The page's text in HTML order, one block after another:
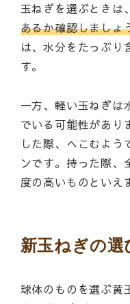
玉ねぎを選ぶときは、
あるか確認しましょ
は、水分をたっぷり
す。
一方、軽い玉ねぎは
でいる可能性があり
した際、へこむよう
ンです。持った際、
度の高いものといえ
新玉ねぎの選
球体のものを選ぶ黄